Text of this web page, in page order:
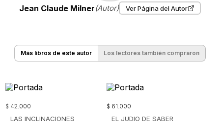
Jean Claude Milner(Autor) Ver Página del Autor
Más libros de este autor Los lectores también compraron
$ 42.000
LAS INCLINACIONES
$ 61.000
EL JUDIO DE SABER